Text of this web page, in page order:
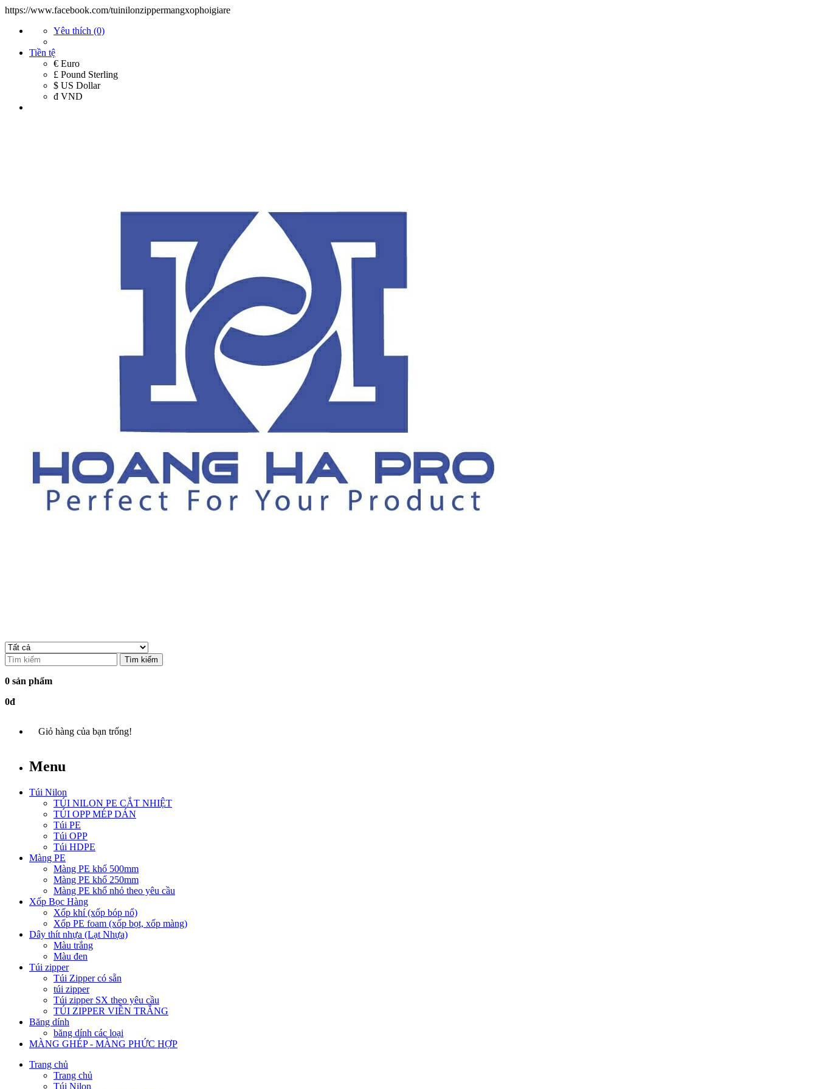
https://www.facebook.com/tuinilonzippermangxophoigiare
Yêu thích (0)
Tiền tệ
€ Euro
£ Pound Sterling
$ US Dollar
đ VND
Tìm kiếm
0 sản phẩm
0đ
Giỏ hàng của bạn trống!
Menu
Túi Nilon
TÚI NILON PE CẮT NHIỆT
TÚI OPP MÉP DÁN
Túi PE
Túi OPP
Túi HDPE
Màng PE
Màng PE khổ 500mm
Màng PE khổ 250mm
Màng PE khổ nhỏ theo yêu cầu
Xốp Bọc Hàng
Xốp khí (xốp bóp nổ)
Xốp PE foam (xốp bọt, xốp màng)
Dây thít nhựa (Lạt Nhựa)
Màu trắng
Màu đen
Túi zipper
Túi Zipper có sẵn
túi zipper
Túi zipper SX theo yêu cầu
TÚI ZIPPER VIỀN TRẮNG
Băng dính
băng dính các loại
MÀNG GHÉP - MÀNG PHỨC HỢP
Trang chủ
Trang chủ
Túi Nilon